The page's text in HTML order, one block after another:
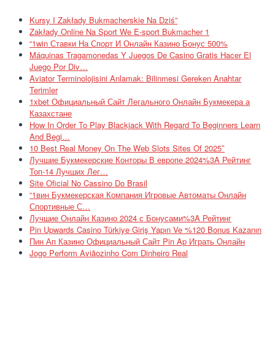
Kursy I Zakłady Bukmacherskie Na Dziś”
Zakłady Online Na Sport We E-sport Bukmacher 1
“1win Ставки На Спорт И Онлайн Казино Бонус 500%
Máquinas Tragamonedas Y Juegos De Casino Gratis Hacer El
Juego Por Div…
Aviator Terminolojisini Anlamak: Bilinmesi Gereken Anahtar
Terimler
1xbet Официальный Сайт Легального Онлайн Букмекера а
Казахстане
How In Order To Play Blackjack With Regard To Beginners Learn
And Begi…
10 Best Real Money On The Web Slots Sites Of 2025″
Лучшие Букмекерские Конторы В европе 2024%3A Рейтинг
Топ-14 Лучших Лег…
Site Oficial No Cassino Do Brasil
“1вин Букмекерская Компания Игровые Автоматы Онлайн
Спортивные С…
Лучшие Онлайн Казино 2024 с Бонусами%3A Рейтинг
Pin Upwards Casino Türkiye Giriş Yapın Ve %120 Bonus Kazanın
Пин Ап Казино Официальный Сайт Pin Ap Играть Онлайн
Jogo Perform Aviãozinho Com Dinheiro Real